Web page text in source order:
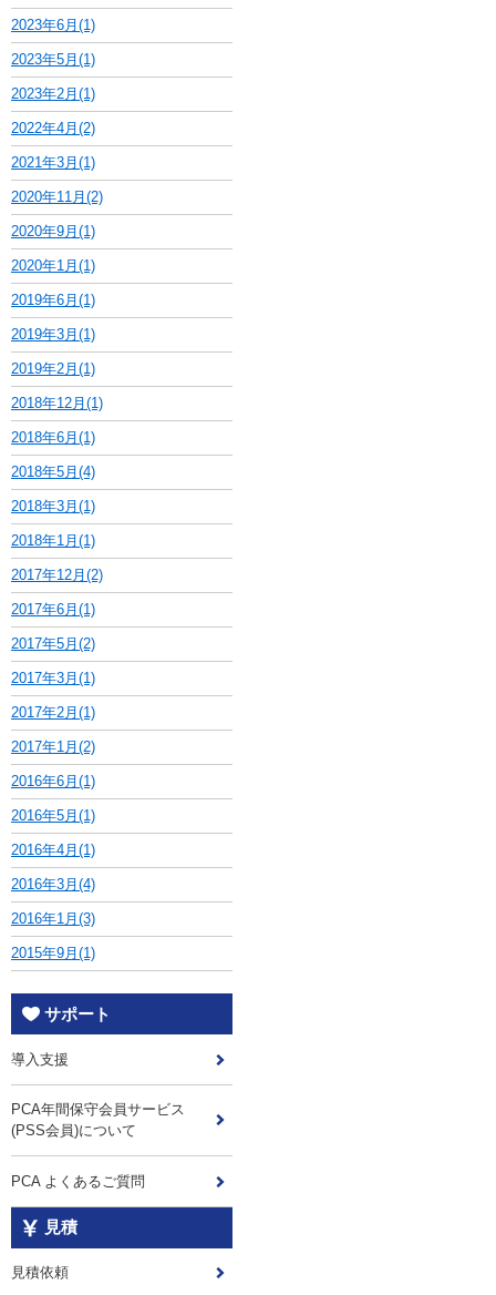
2023年6月(1)
2023年5月(1)
2023年2月(1)
2022年4月(2)
2021年3月(1)
2020年11月(2)
2020年9月(1)
2020年1月(1)
2019年6月(1)
2019年3月(1)
2019年2月(1)
2018年12月(1)
2018年6月(1)
2018年5月(4)
2018年3月(1)
2018年1月(1)
2017年12月(2)
2017年6月(1)
2017年5月(2)
2017年3月(1)
2017年2月(1)
2017年1月(2)
2016年6月(1)
2016年5月(1)
2016年4月(1)
2016年3月(4)
2016年1月(3)
2015年9月(1)
サポート
導入支援
PCA年間保守会員サービス
(PSS会員)について
PCA よくあるご質問
見積
見積依頼